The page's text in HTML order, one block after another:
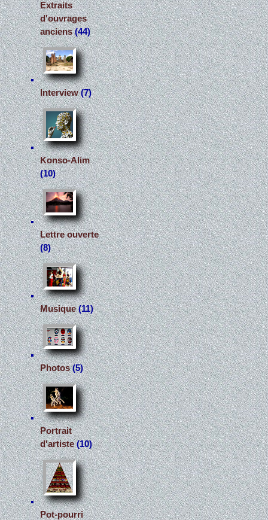
Extraits
d'ouvrages
anciens(44)
Interview(7)
Konso-Alim
(10)
Lettre ouverte
(8)
Musique(11)
Photos(5)
Portrait
d'artiste(10)
Pot-pourri